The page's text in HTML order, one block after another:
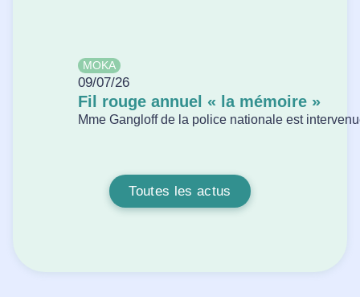
MOKA
09/07/26
Fil rouge annuel « la mémoire »
Mme Gangloff de la police nationale est
Toutes les actus